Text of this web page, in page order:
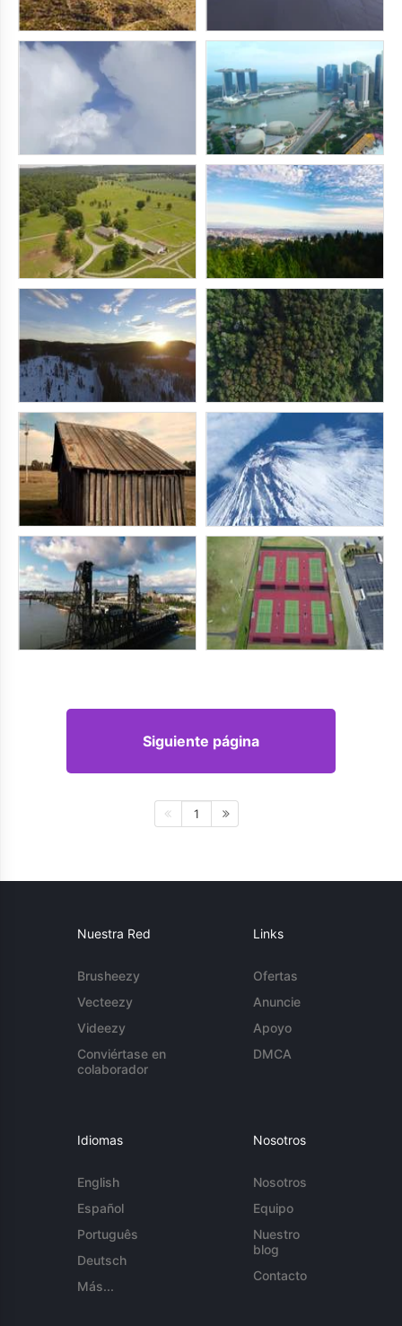
Siguiente página
1
Nuestra Red
Brusheezy
Vecteezy
Videezy
Conviértase en
colaborador
Links
Ofertas
Anuncie
Apoyo
DMCA
Idiomas
English
Español
Português
Deutsch
Más...
Nosotros
Nosotros
Equipo
Nuestro
blog
Contacto